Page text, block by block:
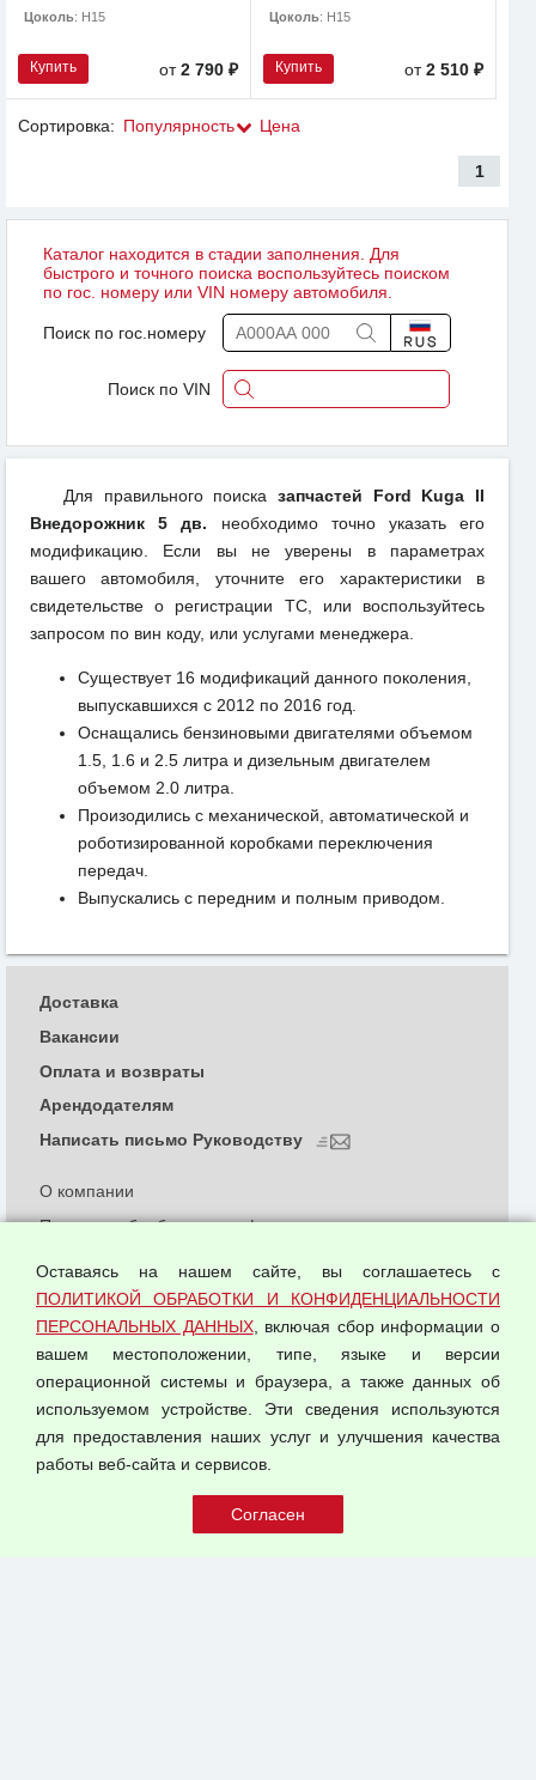
Цоколь: H15
Купить от2 790 ₽
Цоколь: H15
Купить от2 510 ₽
Сортировка: Популярность Цена
1
Каталог находится в стадии заполнения. Для
быстрого и точного поиска воспользуйтесь поиском
по гос. номеру или VIN номеру автомобиля.
Поиск по гос.номеру
Поиск по VIN
Для правильного поиска запчастей Ford Kuga II
Внедорожник 5 дв. необходимо точно указать его
модификацию. Если вы не уверены в параметрах
вашего автомобиля, уточните его характеристики в
свидетельстве о регистрации ТС, или воспользуйтесь
запросом по вин коду, или услугами менеджера.
Существует 16 модификаций данного поколения,
выпускавшихся с 2012 по 2016 год.
Оснащались бензиновыми двигателями объемом
1.5, 1.6 и 2.5 литра и дизельным двигателем
объемом 2.0 литра.
Произодились с механической, автоматической и
роботизированной коробками переключения
передач.
Выпускались с передним и полным приводом.
© 2026 ООО "Феникс"
О компании
Политика обработки и конфиденциальности
Согласием на обработку персональных данных
Оферта оптовой купли-продажи
Публичная оферта
Доставка
Вакансии
Оплата и возвраты
Арендодателям
Написать письмо Руководству
Оставаясь на нашем сайте, вы соглашаетесь с
ПОЛИТИКОЙ ОБРАБОТКИ И КОНФИДЕНЦИАЛЬНОСТИ
ПЕРСОНАЛЬНЫХ ДАННЫХ, включая сбор информации о
вашем местоположении, типе, языке и версии
операционной системы и браузера, а также данных об
используемом устройстве. Эти сведения используются
для предоставления наших услуг и улучшения качества
работы веб-сайта и сервисов.